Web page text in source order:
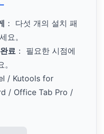
： 다섯 개의 설치 패
요。
료 ： 필요한 시점에
/ Kutools for
/ Office Tab Pro /